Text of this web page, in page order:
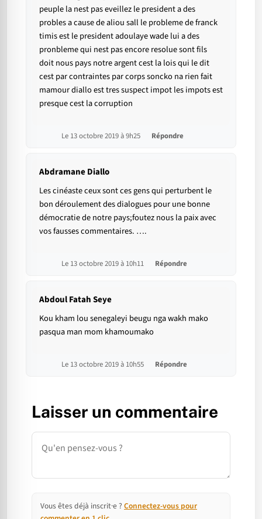
peuple la nest pas eveillez le president a des
probles a cause de aliou sall le probleme de franck
timis est le president adoulaye wade lui a des
pronbleme qui nest pas encore resolue sont fils
doit nous pays notre argent cest la lois qui le dit
cest par contraintes par corps soncko na rien fait
mamour diallo est tres suspect impot les impots est
presque cest la corruption
Le 13 octobre 2019 à 9h25 Répondre
Abdramane Diallo
Les cinéaste ceux sont ces gens qui perturbent le
bon déroulement des dialogues pour une bonne
démocratie de notre pays;foutez nous la paix avec
vos fausses commentaires. ….
Le 13 octobre 2019 à 10h11 Répondre
Abdoul Fatah Seye
Kou kham lou senegaleyi beugu nga wakh mako
pasqua man mom khamoumako
Le 13 octobre 2019 à 10h55 Répondre
Laisser un commentaire
Commentaire
Vous êtes déjà inscrit·e ? Connectez-vous pour